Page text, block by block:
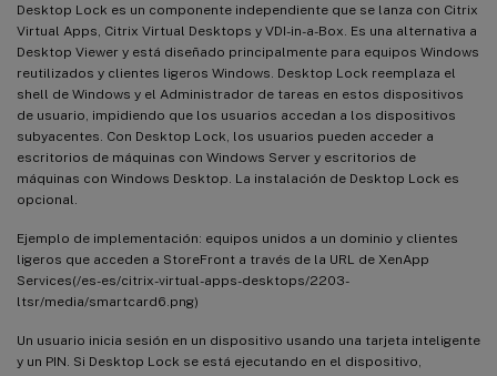
Desktop Lock es un componente independiente que se lanza con Citrix
Virtual Apps, Citrix Virtual Desktops y VDI-in-a-Box. Es una alternativa a
Desktop Viewer y está diseñado principalmente para equipos Windows
reutilizados y clientes ligeros Windows. Desktop Lock reemplaza el
shell de Windows y el Administrador de tareas en estos dispositivos
de usuario, impidiendo que los usuarios accedan a los dispositivos
subyacentes. Con Desktop Lock, los usuarios pueden acceder a
escritorios de máquinas con Windows Server y escritorios de
máquinas con Windows Desktop. La instalación de Desktop Lock es
opcional.
Ejemplo de implementación: equipos unidos a un dominio y clientes
ligeros que acceden a StoreFront a través de la URL de XenApp
Services(/es-es/citrix-virtual-apps-desktops/2203-
ltsr/media/smartcard6.png)
Un usuario inicia sesión en un dispositivo usando una tarjeta inteligente
y un PIN. Si Desktop Lock se está ejecutando en el dispositivo,